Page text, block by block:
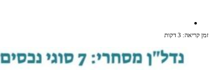
זמן קריאה: 3 דקות